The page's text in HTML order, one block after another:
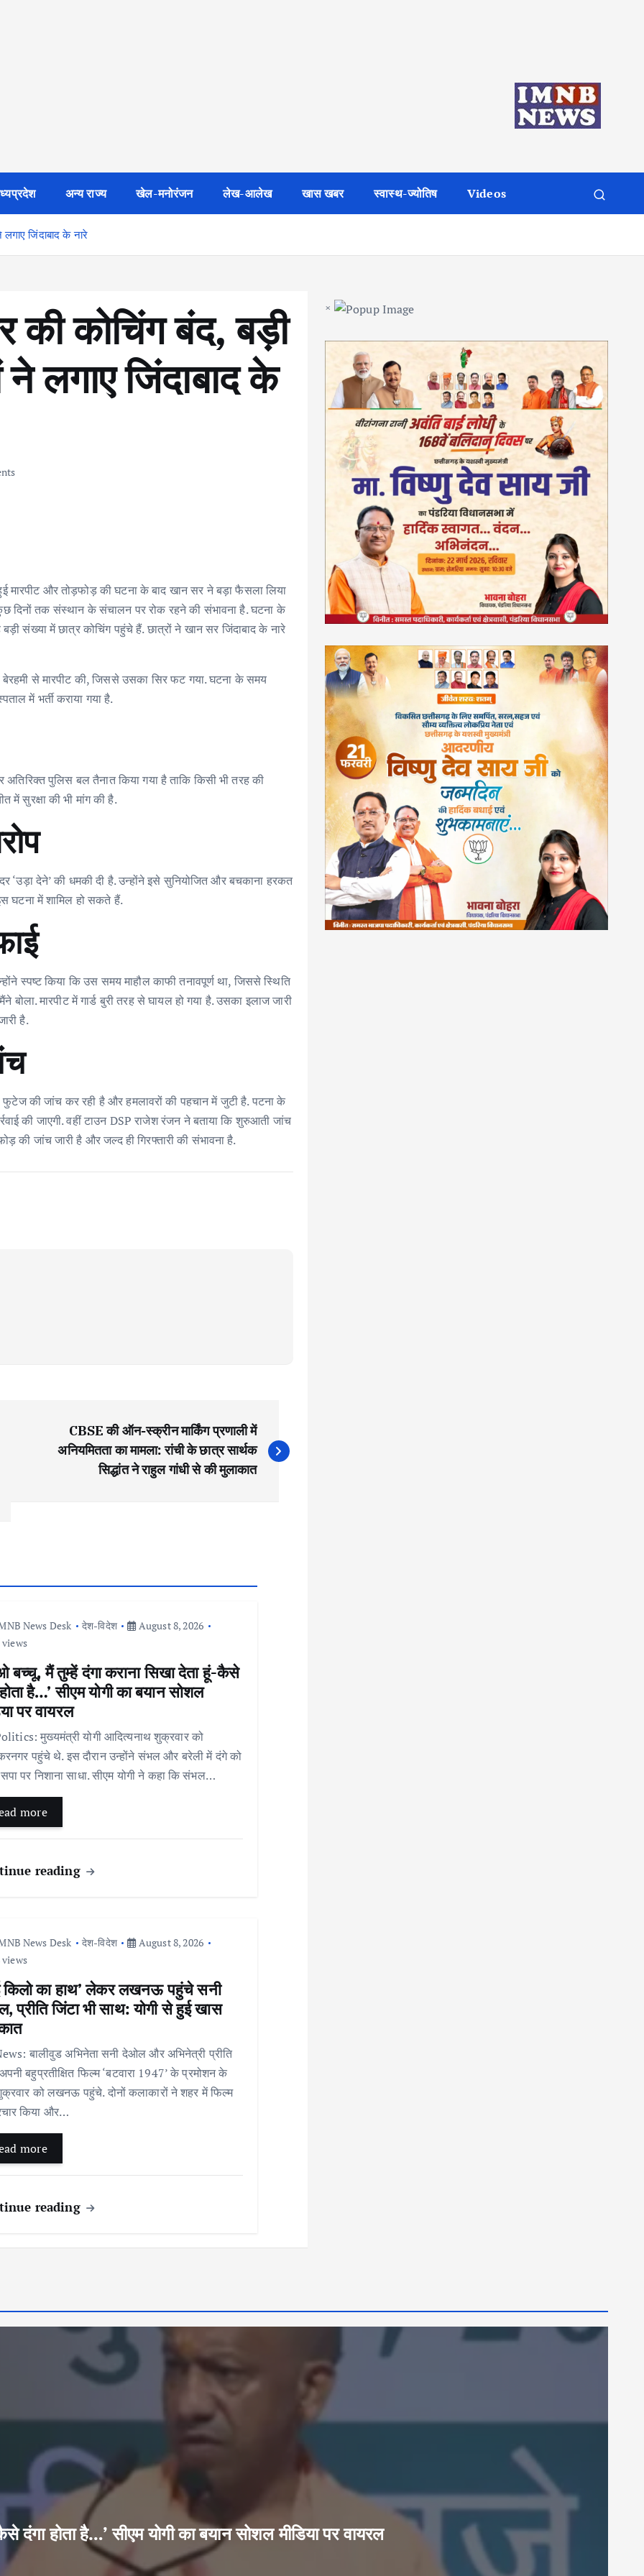
अन्य राज्य खेल-मनोरंजन लेख-आलेख खास खबर स्वास्थ-ज्योतिष Videos
जिंदाबाद के नारे
कोचिंग बंद, बड़ी
लगाए जिंदाबाद के
मारपीट और तोड़फोड़ की घटना के बाद खान सर ने बड़ा फैसला लिया
दिनों तक संस्थान के संचालन पर रोक रहने की संभावना है. घटना के
संख्या में छात्र कोचिंग पहुंचे हैं. छात्रों ने खान सर जिंदाबाद के नारे
से मारपीट की, जिससे उसका सिर फट गया. घटना के समय
में भर्ती कराया गया है.
अतिरिक्त पुलिस बल तैनात किया गया है ताकि किसी भी तरह की
में सुरक्षा की भी मांग की है.
‘उड़ा देने’ की धमकी दी है. उन्होंने इसे सुनियोजित और बचकाना हरकत
घटना में शामिल हो सकते हैं.
स्पष्ट किया कि उस समय माहौल काफी तनावपूर्ण था, जिससे स्थिति
मारपीट में गार्ड बुरी तरह से घायल हो गया है. उसका इलाज जारी
है.
की जांच कर रही है और हमलावरों की पहचान में जुटी है. पटना के
की जाएगी. वहीं टाउन DSP राजेश रंजन ने बताया कि शुरुआती जांच
की जांच जारी है और जल्द ही गिरफ्तारी की संभावना है.
CBSE की ऑन-स्क्रीन मार्किंग प्रणाली में
अनियमितता का मामला: रांची के छात्र सार्थक
सिद्धांत ने राहुल गांधी से की मुलाकात
News Desk देश-विदेश
August 8, 2026
views
मैं तुम्हें दंगा कराना सिखा देता हूं-कैसे
है…’ सीएम योगी का बयान सोशल
पर वायरल
मुख्यमंत्री योगी आदित्यनाथ शुक्रवार को
पहुंचे थे. इस दौरान उन्होंने संभल और बरेली में दंगे को
पर निशाना साधा. सीएम योगी ने कहा कि संभल…
more
reading
News Desk देश-विदेश
August 8, 2026
views
किलो का हाथ’ लेकर लखनऊ पहुंचे सनी
प्रीति जिंटा भी साथ: योगी से हुई खास
बालीवुड अभिनेता सनी देओल और अभिनेत्री प्रीति
बहुप्रतीक्षित फिल्म ‘बटवारा 1947’ के प्रमोशन के
को लखनऊ पहुंचे. दोनों कलाकारों ने शहर में फिल्म
किया और…
more
reading
×
होता है…’ सीएम योगी का बयान सोशल मीडिया पर वायरल